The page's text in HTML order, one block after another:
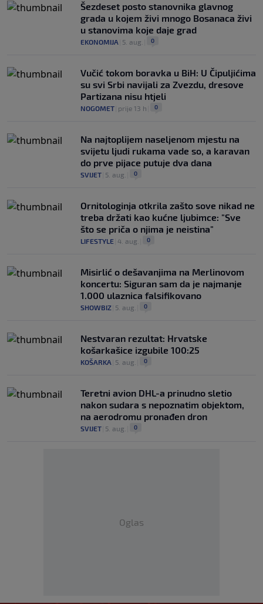
Šezdeset posto stanovnika glavnog
grada u kojem živi mnogo Bosanaca živi
u stanovima koje daje grad
EKONOMIJA 5. aug. 0
Vučić tokom boravka u BiH: U Čipuljićima
su svi Srbi navijali za Zvezdu, dresove
Partizana nisu htjeli
NOGOMET prije 13 h 0
Na najtoplijem naseljenom mjestu na
svijetu ljudi rukama vade so, a karavan
do prve pijace putuje dva dana
SVIJET 5. aug. 0
Ornitologinja otkrila zašto sove nikad ne
treba držati kao kućne ljubimce: "Sve
što se priča o njima je neistina"
LIFESTYLE 4. aug. 0
Misirlić o dešavanjima na Merlinovom
koncertu: Siguran sam da je najmanje
1.000 ulaznica falsifikovano
SHOWBIZ 5. aug. 0
Nestvaran rezultat: Hrvatske
košarkašice izgubile 100:25
KOŠARKA 5. aug. 0
Teretni avion DHL-a prinudno sletio
nakon sudara s nepoznatim objektom,
na aerodromu pronađen dron
SVIJET 5. aug. 0
Oglas